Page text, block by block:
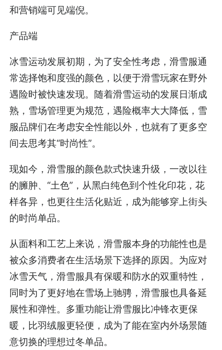
和营销端可见端倪。
产品端
冰雪运动发展初期，为了安全性考虑，滑雪服通
常选择饱和度强的颜色，以便于滑雪玩家在野外
遇险时被快速发现。随着滑雪运动的发展日渐成
熟，雪场管理更为规范，遇险概率大大降低，雪
服品牌们在考虑安全性能以外，也就有了更多空
间去思考其“时尚性”。
现如今，滑雪服的颜色款式快速升级，一改以往
的臃肿、“土色”，从黑白纯色到个性化印花，花
样各异，也更往生活化贴近，成为能够穿上街头
的时尚单品。
从面料和工艺上来说，滑雪服本身的功能性也是
被众多消费者在生活场景下选择的原因。为应对
冰雪天气，滑雪服具有保暖和防水的双重特性，
同时为了更好地在雪场上驰骋，滑雪服也具备延
展性和弹性。多重功能让滑雪服比冲锋衣更保
暖，比羽绒服更轻便，成为了能在室内外场景随
意切换的理想过冬单品。